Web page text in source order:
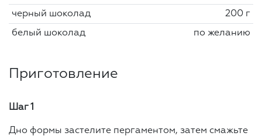
черный шоколад 200 г
белый шоколад по желанию
Приготовление
Шаг 1
Дно формы застелите пергаментом, затем смажьте